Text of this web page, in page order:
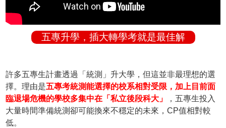
五專升學，插大轉學考就是最佳解
許多五專生計畫透過「統測」升大學，但這並非最理想的選
擇。理由是五專考統測能選擇的校系相對受限，加上目前面
臨退場危機的學校多集中在「私立後段科大」
，五專生投入
大量時間準備統測卻可能換來不穩定的未來，CP值相對較
低。